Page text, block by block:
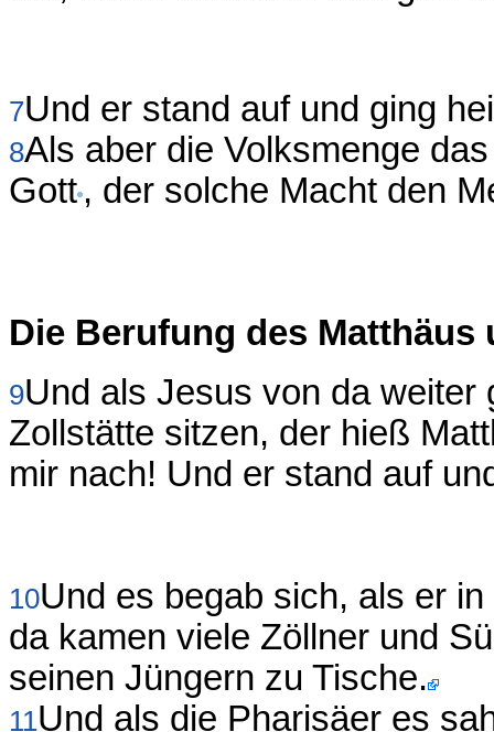
7Und er stand auf und ging
8Als aber die Volksmenge
Gott , der solche Macht den
Die Berufung des
9Und als Jesus von da weiter
Zollstätte sitzen, der hieß
mir nach! Und er stand auf
10Und es begab sich, als er
da kamen viele Zöllner und
seinen Jüngern zu Tische.
11Und als die Pharisäer es